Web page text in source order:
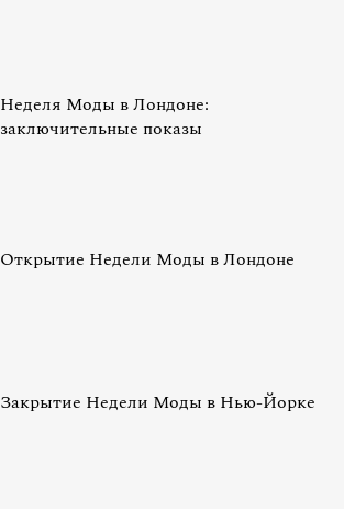
Неделя Моды в Лондоне:
заключительные показы
Открытие Недели Моды в Лондоне
Закрытие Недели Моды в Нью-Йорке